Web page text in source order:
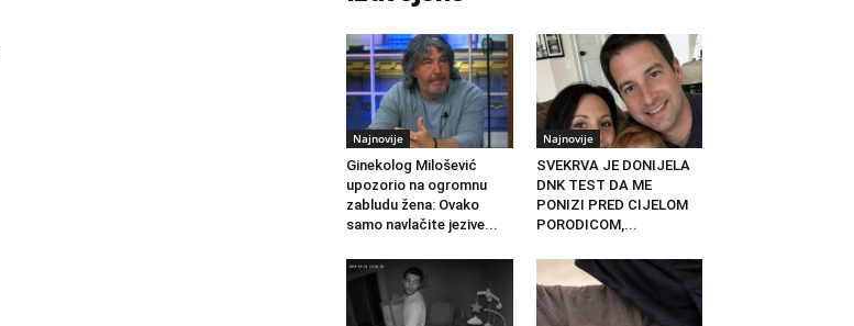
Najnovije
Ginekolog Milošević
upozorio na ogromnu
zabludu žena: Ovako
samo navlačite jezive...
Najnovije
SVEKRVA JE DONIJELA
DNK TEST DA ME
PONIZI PRED CIJELOM
PORODICOM,...